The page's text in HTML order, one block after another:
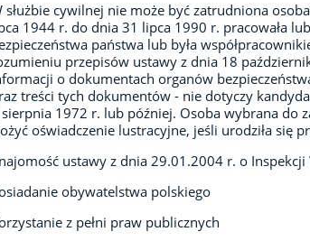
służbie cywilnej nie może być zatrudniona
1944 r. do dnia 31 lipca 1990 r. pracowała lub
państwa lub była
przepisów ustawy z dnia 18
o dokumentach organów
treści tych dokumentów - nie dotyczy
1972 r. lub później. Osoba wybrana do
oświadczenie lustracyjne, jeśli urodziła się
ustawy z dnia 29.01.2004 r. o
obywatelstwa polskiego
z pełni praw publicznych